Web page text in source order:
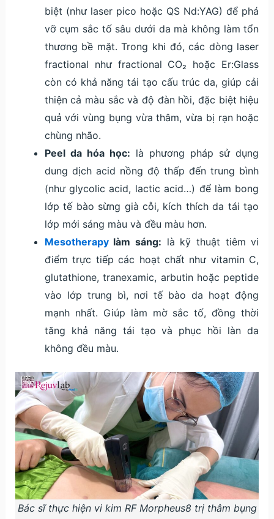
biệt (như laser pico hoặc QS Nd:YAG) để phá
vỡ cụm sắc tố sâu dưới da mà không làm tổn
thương bề mặt. Trong khi đó, các dòng laser
fractional như fractional CO₂ hoặc Er:Glass
còn có khả năng tái tạo cấu trúc da, giúp cải
thiện cả màu sắc và độ đàn hồi, đặc biệt hiệu
quả với vùng bụng vừa thâm, vừa bị rạn hoặc
chùng nhão.
Peel da hóa học: là phương pháp sử dụng
dung dịch acid nồng độ thấp đến trung bình
(như glycolic acid, lactic acid…) để làm bong
lớp tế bào sừng già cỗi, kích thích da tái tạo
lớp mới sáng màu và đều màu hơn.
Mesotherapylàm sáng: là kỹ thuật tiêm vi
điểm trực tiếp các hoạt chất như vitamin C,
glutathione, tranexamic, arbutin hoặc peptide
vào lớp trung bì, nơi tế bào da hoạt động
mạnh nhất. Giúp làm mờ sắc tố, đồng thời
tăng khả năng tái tạo và phục hồi làn da
không đều màu.
Bác sĩ thực hiện vi kim RF Morpheus8 trị thâm bụng